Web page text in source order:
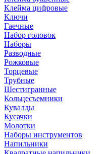
Клейма цифровые
Ключи
Гаечные
Набор головок
Наборы
Разводные
Рожковые
Торцевые
Трубные
Шестигранные
Кольцесъемники
Кувалды
Кусачки
Молотки
Наборы инструментов
Напильники